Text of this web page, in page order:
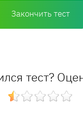
Закончить тест
тест?